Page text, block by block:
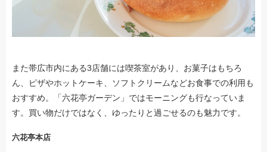
また帯広市内にある3店舗には喫茶室があり、お菓子はもちろ
ん、ピザやホットケーキ、ソフトクリームなどお食事での利用も
おすすめ。「六花亭ガーデン」ではモーニングも行なっていま
す。買い物だけではなく、ゆったりと過ごせるのも魅力です。
六花亭本店